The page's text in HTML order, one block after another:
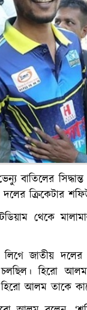
বাতিলের
দলের ক্রিকেটার
থেকে
লিগে জাতীয়
চলছিল। হিরো
আলম তাকে